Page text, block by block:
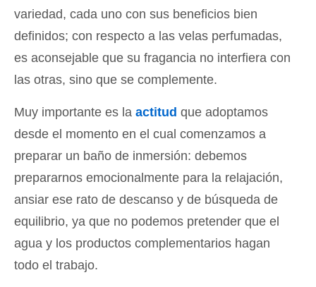
variedad, cada uno con sus beneficios bien
definidos; con respecto a las velas perfumadas,
es aconsejable que su fragancia no interfiera con
las otras, sino que se complemente.
Muy importante es la actitud que adoptamos
desde el momento en el cual comenzamos a
preparar un baño de inmersión: debemos
prepararnos emocionalmente para la relajación,
ansiar ese rato de descanso y de búsqueda de
equilibrio, ya que no podemos pretender que el
agua y los productos complementarios hagan
todo el trabajo.